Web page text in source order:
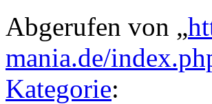
Abgerufen von „
mania.de/
Kategorie: